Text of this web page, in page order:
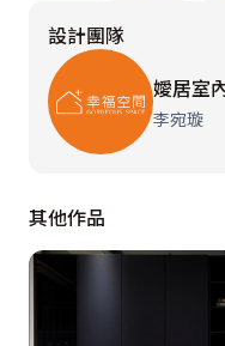
身的價值產生，是本案
雖然建商的格局因為
粗枝大葉的「平凡」
事情。
我們大可按照業主的
怎麼辦？打通？從四
設計團隊
嬡居室
李宛璇
其他作品